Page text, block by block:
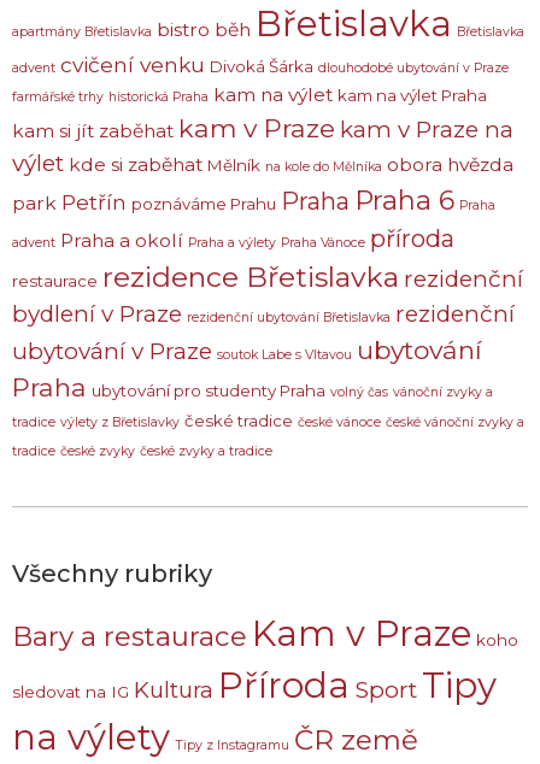
apartmány Břetislavka bistro běh Břetislavka Břetislavka
advent cvičení venku Divoká Šárka dlouhodobé ubytování v Praze
farmářské trhy historická Praha kam na výlet kam na výlet Praha
kam si jít zaběhat kam v Praze kam v Praze na
výlet kde si zaběhat Mělník na kole do Mělníka obora hvězda
park Petřín poznáváme Prahu Praha Praha 6 Praha
advent Praha a okolí Praha a výlety Praha Vánoce příroda
restaurace rezidence Břetislavka rezidenční
bydlení v Praze rezidenční ubytování Břetislavka rezidenční
ubytování v Praze soutok Labe s Vltavou ubytování
Praha ubytování pro studenty Praha volný čas vánoční zvyky a
tradice výlety z Břetislavky české tradice české vánoce české vánoční zvyky a
tradice české zvyky české zvyky a tradice
Všechny rubriky
Bary a restaurace Kam v Praze koho
sledovat na IG Kultura Příroda Sport Tipy
na výlety Tipy z Instagramu ČR země